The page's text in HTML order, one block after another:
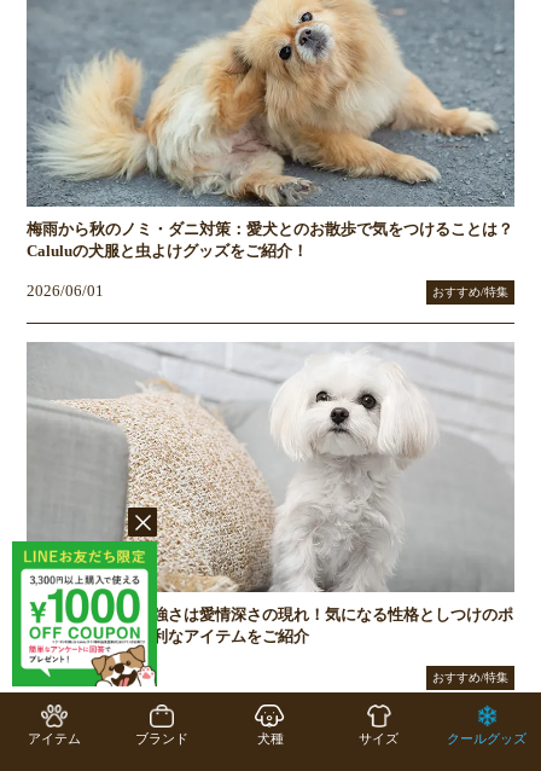
アイテム ブランド 犬種 サイズ クールグッズ
梅雨から秋のノミ・ダニ対策：愛犬とのお散歩で気をつけることは？
Caluluの犬服と虫よけグッズをご紹介！
2026/06/01 おすすめ/特集
マルチーズの気の強さは愛情深さの現れ！気になる性格としつけのポ
イント、あると便利なアイテムをご紹介
2026/05/08 おすすめ/特集